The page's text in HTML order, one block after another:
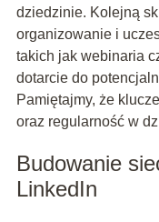
dziedzinie. Kolejną
organizowanie i
takich jak webinaria
dotarcie do
Pamiętajmy, że
oraz regularność w
Budowanie
LinkedIn